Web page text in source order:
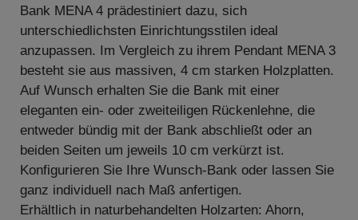
Bank MENA 4 prädestiniert dazu, sich
unterschiedlichsten Einrichtungsstilen ideal
anzupassen. Im Vergleich zu ihrem Pendant MENA 3
besteht sie aus massiven, 4 cm starken Holzplatten.
Auf Wunsch erhalten Sie die Bank mit einer
eleganten ein- oder zweiteiligen Rückenlehne, die
entweder bündig mit der Bank abschließt oder an
beiden Seiten um jeweils 10 cm verkürzt ist.
Konfigurieren Sie Ihre Wunsch-Bank oder lassen Sie
ganz individuell nach Maß anfertigen.
Erhältlich in naturbehandelten Holzarten: Ahorn,